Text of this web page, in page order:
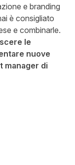
e branding
è consigliato
e combinarle.
le
nuove
manager di